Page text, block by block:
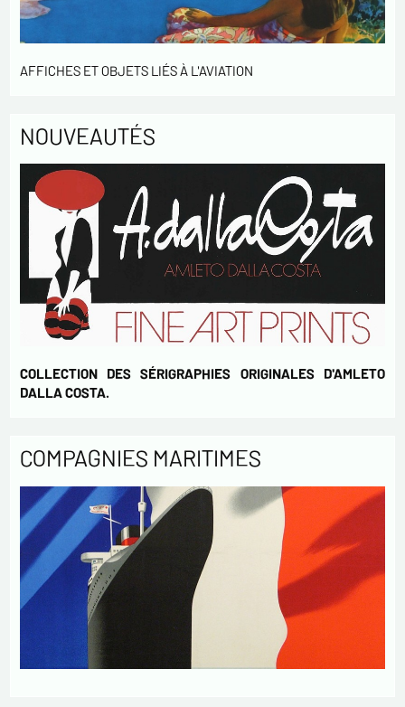
échange commercial.
En cochant cette case, j'accepte de recevoir des
votre activités.
AFFICHES ET OBJETS LIÉS À L'AVIATION
NOUVEAUTÉS
COLLECTION DES SÉRIGRAPHIES ORIGINALES D'AMLETO
DALLA COSTA.
COMPAGNIES MARITIMES